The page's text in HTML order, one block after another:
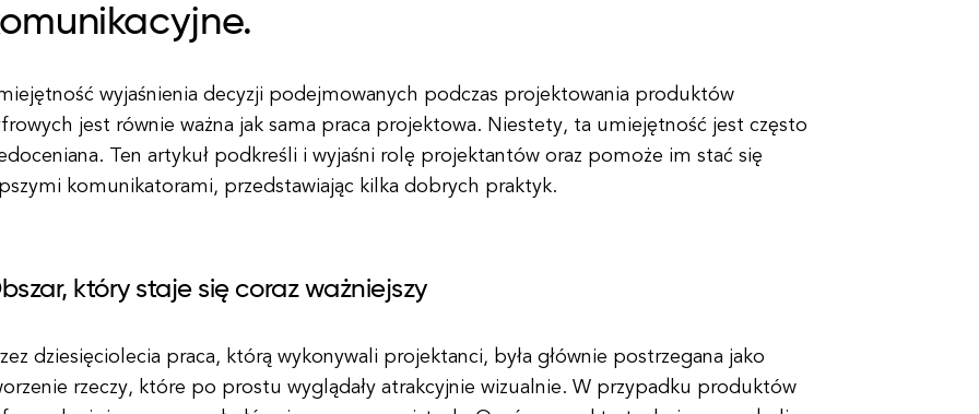
wyjaśnienia decyzji podejmowanych podczas projektowania produktów
jest równie ważna jak sama praca projektowa. Niestety, ta umiejętność jest często
Ten artykuł podkreśli i wyjaśni rolę projektantów oraz pomoże im stać się
komunikatorami, przedstawiając kilka dobrych praktyk.
który staje się coraz ważniejszy
dziesięciolecia praca, którą wykonywali projektanci, była głównie postrzegana jako
rzeczy, które po prostu wyglądały atrakcyjnie wizualnie. W przypadku produktów